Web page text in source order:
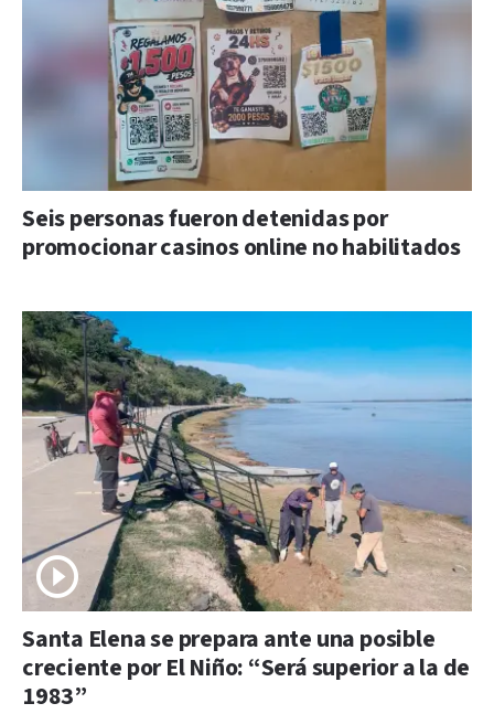
Seis personas fueron detenidas por
promocionar casinos online no habilitados
Santa Elena se prepara ante una posible
creciente por El Niño: “Será superior a la de
1983”